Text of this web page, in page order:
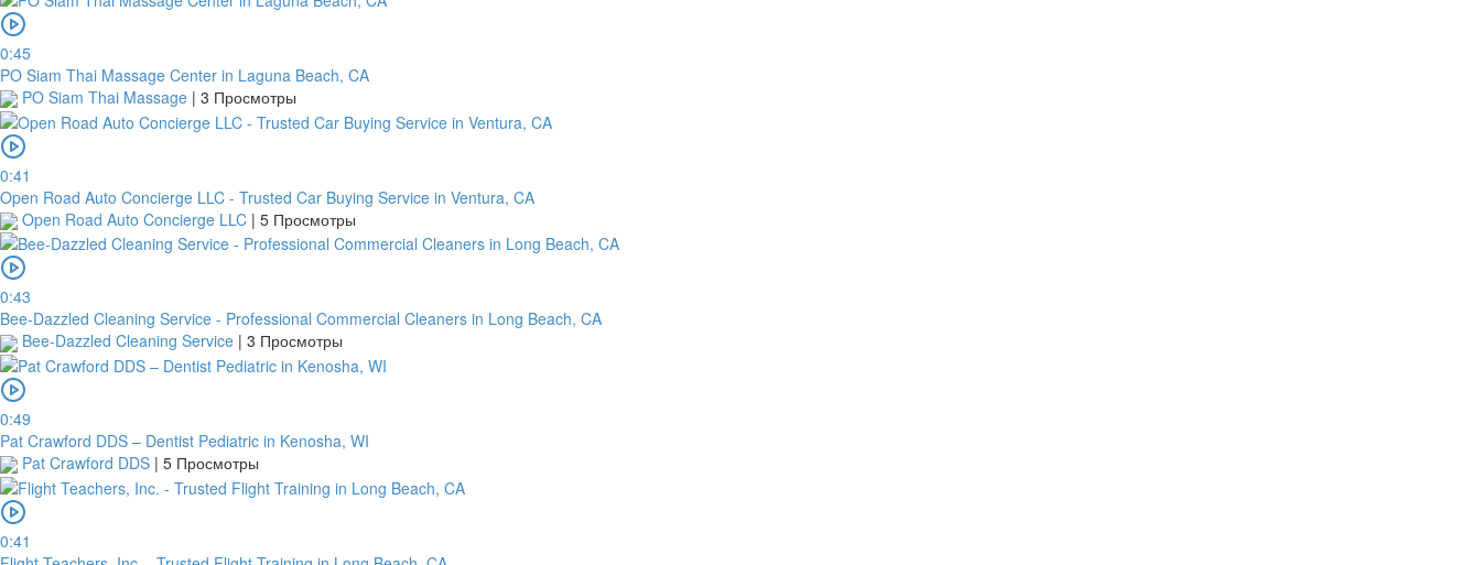
0:45
PO Siam Thai Massage Center in Laguna Beach, CA
PO Siam Thai Massage | 3 Просмотры
0:41
Open Road Auto Concierge LLC - Trusted Car Buying Service in Ventura, CA
Open Road Auto Concierge LLC | 5 Просмотры
0:43
Bee-Dazzled Cleaning Service - Professional Commercial Cleaners in Long Beach, CA
Bee-Dazzled Cleaning Service | 3 Просмотры
0:49
Pat Crawford DDS – Dentist Pediatric in Kenosha, WI
Pat Crawford DDS | 5 Просмотры
0:41